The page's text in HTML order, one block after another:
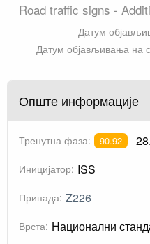
Road traffic signs -
Датум
Датум објављивања на
Опште информације
Тренутна фаза: 90.92
Иницијатор: ISS
Припада: Z226
Врста: Национални